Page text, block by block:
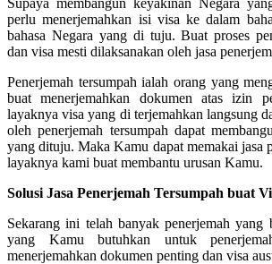
perlu menerjemahkan isi visa ke dalam
bahasa Negara yang di tuju. Buat proses
dan visa mesti dilaksanakan oleh jasa
Penerjemah tersumpah ialah orang yang
buat menerjemahkan dokumen atas izin
layaknya visa yang di terjemahkan langsung
oleh penerjemah tersumpah dapat
yang dituju. Maka Kamu dapat memakai jasa
layaknya kami buat membantu urusan Kamu.
Solusi Jasa Penerjemah Tersumpah buat
Sekarang ini telah banyak penerjemah yang
yang Kamu butuhkan untuk
menerjemahkan dokumen penting dan visa